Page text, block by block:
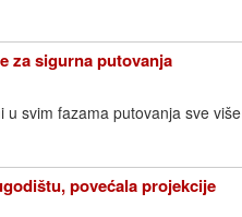
za sigurna putovanja
u svim fazama putovanja sve više
povećala projekcije